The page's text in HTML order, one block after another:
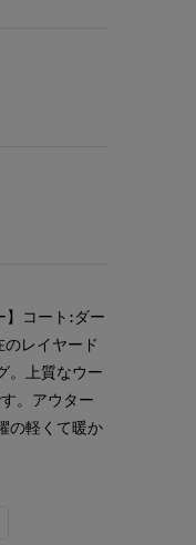
コート:ダー
レイヤード
。上質なウー
。アウター
の軽くて暖か